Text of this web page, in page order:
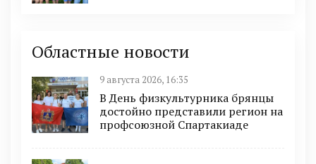
Областные новости
9 августа 2026, 16:35
В День физкультурника брянцы
достойно представили регион на
профсоюзной Спартакиаде